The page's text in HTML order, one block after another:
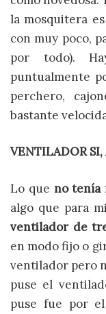
la mosquitera
con muy poco,
por todo).
puntualmente
perchero,
bastante
VENTILADOR
Lo que no tenía
algo que para
ventilador de
en modo fijo o
ventilador pero
puse el
puse fue por